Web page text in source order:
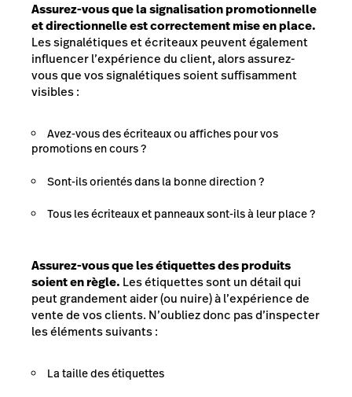
Assurez-vous que la signalisation promotionnelle
et directionnelle est correctement mise en place.
Les signalétiques et écriteaux peuvent également
influencer l’expérience du client, alors assurez-
vous que vos signalétiques soient suffisamment
visibles :
Avez-vous des écriteaux ou affiches pour vos
promotions en cours ?
Sont-ils orientés dans la bonne direction ?
Tous les écriteaux et panneaux sont-ils à leur place ?
Assurez-vous que les étiquettes des produits
soient en règle. Les étiquettes sont un détail qui
peut grandement aider (ou nuire) à l’expérience de
vente de vos clients. N’oubliez donc pas d’inspecter
les éléments suivants :
La taille des étiquettes